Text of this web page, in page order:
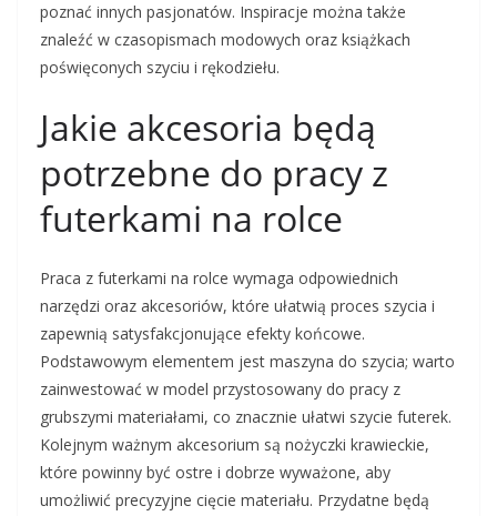
poznać innych pasjonatów. Inspiracje można także
znaleźć w czasopismach modowych oraz książkach
poświęconych szyciu i rękodziełu.
Jakie akcesoria będą
potrzebne do pracy z
futerkami na rolce
Praca z futerkami na rolce wymaga odpowiednich
narzędzi oraz akcesoriów, które ułatwią proces szycia i
zapewnią satysfakcjonujące efekty końcowe.
Podstawowym elementem jest maszyna do szycia; warto
zainwestować w model przystosowany do pracy z
grubszymi materiałami, co znacznie ułatwi szycie futerek.
Kolejnym ważnym akcesorium są nożyczki krawieckie,
które powinny być ostre i dobrze wyważone, aby
umożliwić precyzyjne cięcie materiału. Przydatne będą